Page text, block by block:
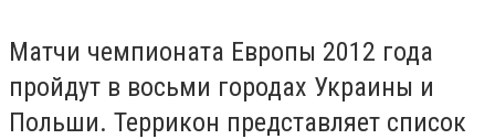
Матчи чемпионата Европы 2012 года
пройдут в восьми городах Украины и
Польши. Террикон представляет список